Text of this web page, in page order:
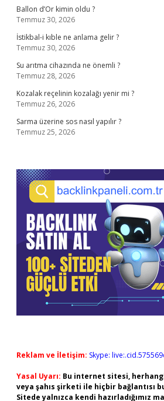
Ballon d’Or kimin oldu ?
Temmuz 30, 2026
İstikbal-i kıble ne anlama gelir ?
Temmuz 30, 2026
Su arıtma cihazında ne önemli ?
Temmuz 28, 2026
Kozalak reçelinin kozalağı yenir mi ?
Temmuz 26, 2026
Sarma üzerine sos nasıl yapılır ?
Temmuz 25, 2026
Reklam ve İletişim: Skype:
Yasal Uyarı: Bu internet sitesi,
veya şahıs şirketi ile hiçbir bağlantısı
Sitede yalnızca kendi hazırladığımız